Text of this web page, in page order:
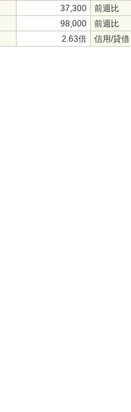
37,300
前週比
98,000
前週比
2.63倍 信用/貸借